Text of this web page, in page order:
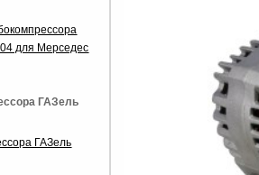
для Мерседес
ГАЗель
ГАЗель